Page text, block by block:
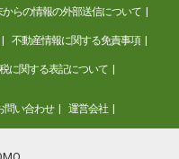
らの情報の外部送信について
不動産情報に関する免責事項
に関する表記について
問い合わせ 運営会社